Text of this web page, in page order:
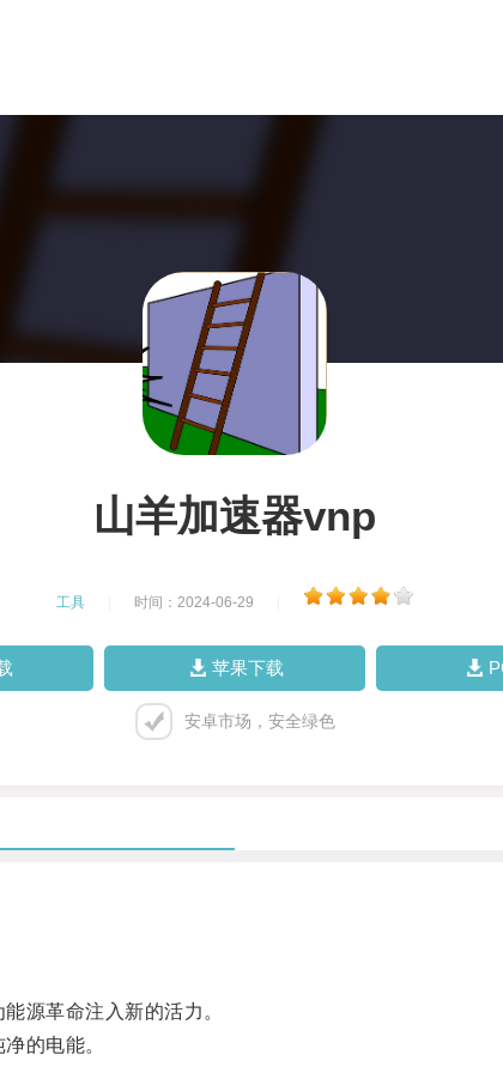
山羊加速器vnp
工具 时间：2024-06-29
苹果下载
安卓市场，安全绿色
源革命注入新的活力。
的电能。